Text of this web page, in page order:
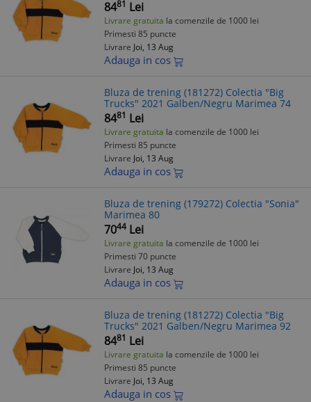
8481 Lei
Livrare gratuita la comenzile de 1000 lei
Primesti 85 puncte
Livrare Joi, 13 Aug
Adauga in cos
Bluza de trening (181272) Colectia "Big
Trucks" 2021 Galben/Negru Marimea 74
8481 Lei
Livrare gratuita la comenzile de 1000 lei
Primesti 85 puncte
Livrare Joi, 13 Aug
Adauga in cos
Bluza de trening (179272) Colectia "Sonia"
Marimea 80
7044 Lei
Livrare gratuita la comenzile de 1000 lei
Primesti 70 puncte
Livrare Joi, 13 Aug
Adauga in cos
Bluza de trening (181272) Colectia "Big
Trucks" 2021 Galben/Negru Marimea 92
8481 Lei
Livrare gratuita la comenzile de 1000 lei
Primesti 85 puncte
Livrare Joi, 13 Aug
Adauga in cos